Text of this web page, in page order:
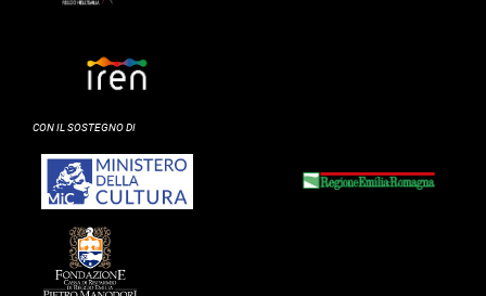
CON IL SOSTEGNO DI